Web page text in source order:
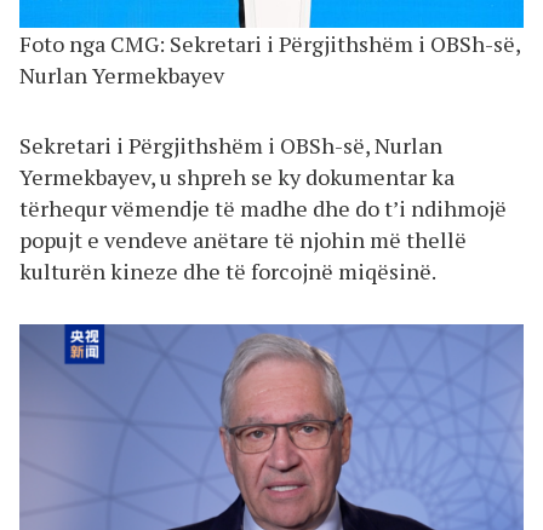
Foto nga CMG: Sekretari i Përgjithshëm i OBSh-së,
Nurlan Yermekbayev
Sekretari i Përgjithshëm i OBSh-së, Nurlan
Yermekbayev, u shpreh se ky dokumentar ka
tërhequr vëmendje të madhe dhe do t’i ndihmojë
popujt e vendeve anëtare të njohin më thellë
kulturën kineze dhe të forcojnë miqësinë.